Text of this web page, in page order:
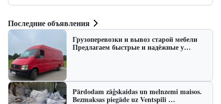
Последние объявления
Грузоперевозки и вывоз старой мебели
Предлагаем быстрые и надёжные у…
Pārdodam zāģskaidas un melnzemi maisos.
Bezmaksas piegāde uz Ventspili …